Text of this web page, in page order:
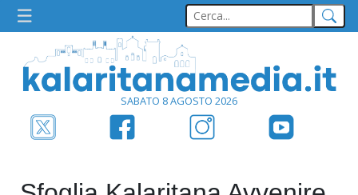
SABATO 8 AGOSTO 2026